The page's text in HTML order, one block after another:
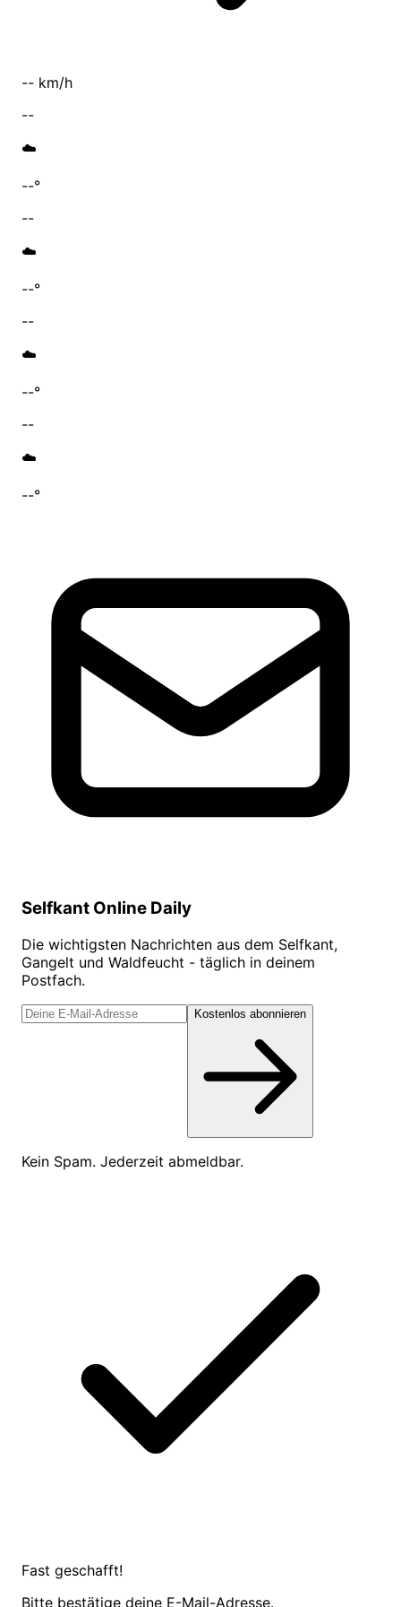
-- km/h
--
☁️
--°
--
☁️
--°
--
☁️
--°
--
☁️
--°
Selfkant Online Daily
Die wichtigsten Nachrichten aus dem Selfkant,
Gangelt und Waldfeucht - täglich in deinem
Postfach.
Kostenlos abonnieren
Kein Spam. Jederzeit abmeldbar.
Fast geschafft!
Bitte bestätige deine E-Mail-Adresse.